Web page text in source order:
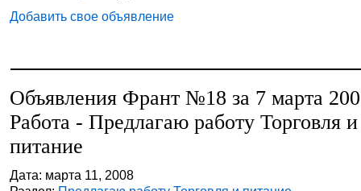
Добавить свое объявление
Объявления Франт №18 за 7 марта
Работа - Предлагаю работу Торговля и
питание
Дата: марта 11, 2008